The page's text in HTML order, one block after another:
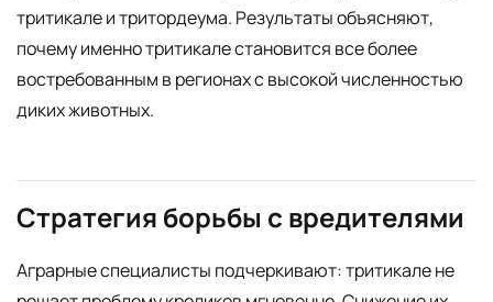
тритикале и тритордеума. Результаты объясняют,
почему именно тритикале становится все более
востребованным в регионах с высокой численностью
диких животных.
Стратегия борьбы с вредителями
Аграрные специалисты подчеркивают: тритикале не